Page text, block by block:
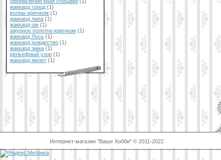
жаккард город (1)
волны крючком (1)
жаккард лапа (1)
жаккард ом (1)
ажурное полотно крючком (1)
жаккард Лось (1)
жаккард рождество (1)
жаккард зима (1)
рельефный узор (1)
жаккард жилет (1)
Интернет-магазин "Ваше Хобби" © 2011-2022